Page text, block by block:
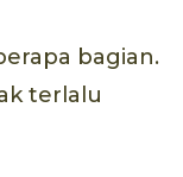
bagian.
terlalu